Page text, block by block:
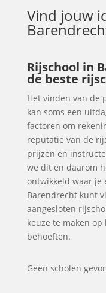
Vind jouw
Rijschool in
de beste
Het vinden van de
kan soms een
factoren om
reputatie van de
prijzen en
we dit en daarom
ontwikkeld waar je
Barendrecht kunt
aangesloten
keuze te maken
behoeften.
Geen scholen